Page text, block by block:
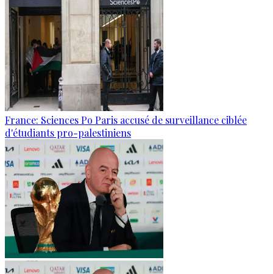
France: Sciences Po Paris accusé de surveillance ciblée
d'étudiants pro-palestiniens